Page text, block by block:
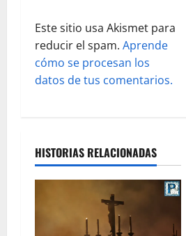
a
d
a
Este sitio usa Akismet para
reducir el spam. Aprende
cómo se procesan los
datos de tus comentarios.
HISTORIAS RELACIONADAS